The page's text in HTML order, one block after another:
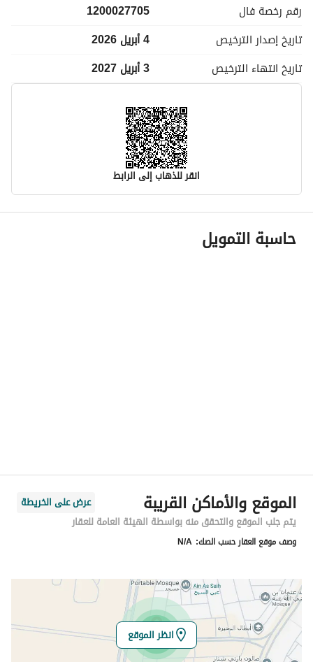
رقم رخصة فال
1200027705
تاريخ إصدار الترخيص
4 أبريل 2026
تاريخ انتهاء الترخيص 3 أبريل 2027
انقر للذهاب إلى الرابط
معلومات مسؤول الإعلان
اسم المسؤول
رقم المبنى
3998
الرقم الاضافي
خط العرض
26.20547199997202
خط الطول
50.16428938701804
حاسبة التمويل
الموقع والأماكن القريبة
عرض على الخريطة
يتم جلب الموقع والتحقق منه بواسطة الهيئة العامة للعقار
وصف موقع العقار حسب الصك: N/A
انظر الموقع